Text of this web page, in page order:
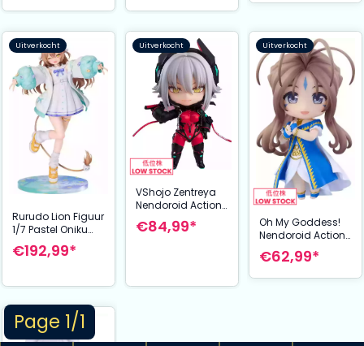
Page 1/1
Uitverkocht
Rurudo Lion Figuur
1/7 Pastel Oniku
Ver. 25 cm VTuber
€192,99*
Uitverkocht
VShojo Zentreya
Nendoroid Action
Figure 10 cm
€84,99*
Uitverkocht
Oh My Goddess!
Nendoroid Action
Figure Kokorone
Belldandy10 cm
€62,99*
Uitverkocht